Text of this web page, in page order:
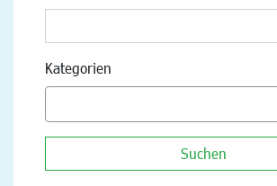
Kategorien
Suchen